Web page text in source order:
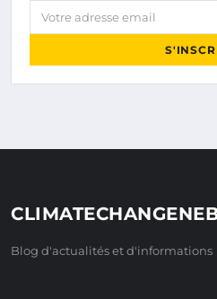
Votre adresse email
Blog d'actualités et d'informations